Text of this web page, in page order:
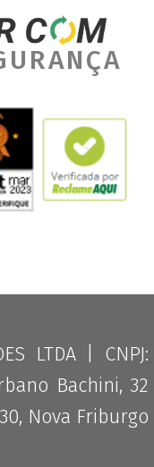
LTDA | CNPJ:
Bachini, 32
Nova Friburgo